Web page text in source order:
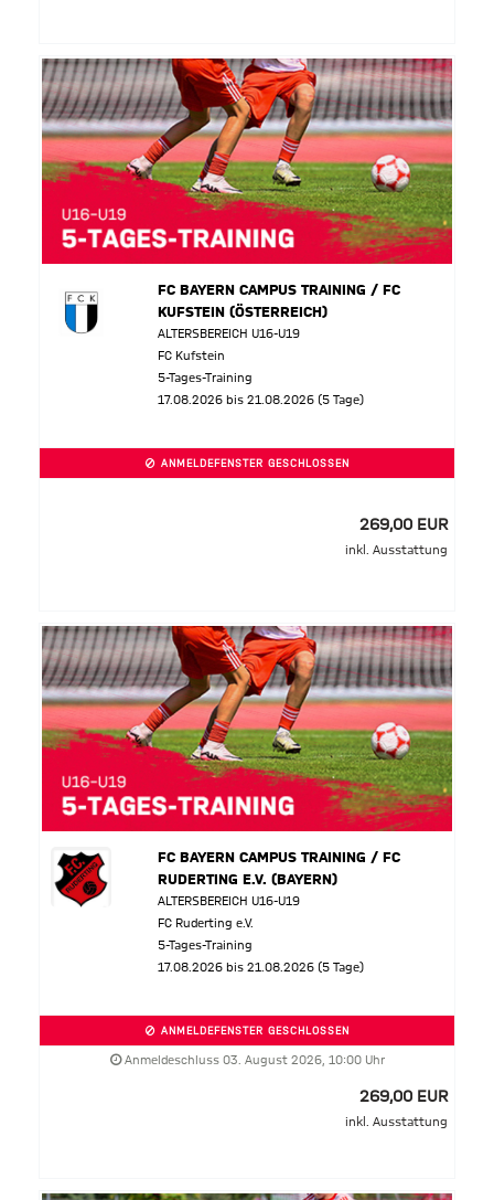
FC BAYERN CAMPUS TRAINING / FC
KUFSTEIN (ÖSTERREICH)
ALTERSBEREICH U16-U19
FC Kufstein
5-Tages-Training
17.08.2026 bis 21.08.2026 (5 Tage)
ANMELDEFENSTER GESCHLOSSEN
269,00 EUR
inkl. Ausstattung
FC BAYERN CAMPUS TRAINING / FC
RUDERTING E.V. (BAYERN)
ALTERSBEREICH U16-U19
FC Ruderting e.V.
5-Tages-Training
17.08.2026 bis 21.08.2026 (5 Tage)
ANMELDEFENSTER GESCHLOSSEN
Anmeldeschluss 03. August 2026, 10:00 Uhr
269,00 EUR
inkl. Ausstattung